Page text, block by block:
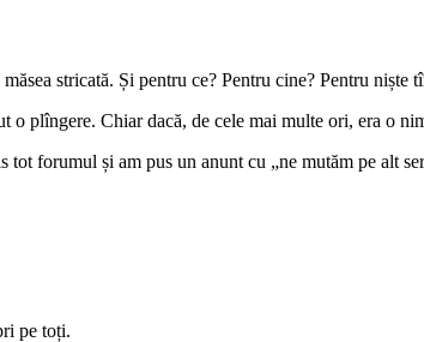
stricată. Și pentru ce? Pentru cine? Pentru niște
o plîngere. Chiar dacă, de cele mai multe ori, era o
forumul și am pus un anunt cu „ne mutăm pe alt
pe toți.